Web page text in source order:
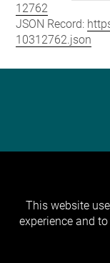
12762
JSON Record:
10312762.json
This website
experience and